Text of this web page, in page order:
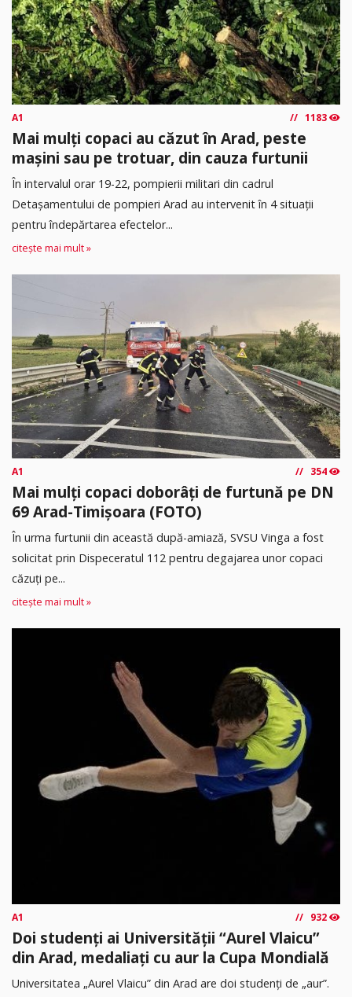
A1 1183
Mai mulți copaci au căzut în Arad, peste
mașini sau pe trotuar, din cauza furtunii
În intervalul orar 19-22, pompierii militari din cadrul
Detașamentului de pompieri Arad au intervenit în 4 situații
pentru îndepărtarea efectelor...
citește mai mult »
A1 354
Mai mulți copaci doborâți de furtună pe DN
69 Arad-Timișoara (FOTO)
În urma furtunii din această după-amiază, SVSU Vinga a fost
solicitat prin Dispeceratul 112 pentru degajarea unor copaci
căzuți pe...
citește mai mult »
A1 932
Doi studenți ai Universității “Aurel Vlaicu”
din Arad, medaliați cu aur la Cupa Mondială
Universitatea „Aurel Vlaicu” din Arad are doi studenți de „aur”.